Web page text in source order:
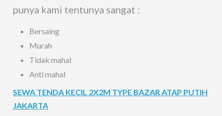
punya kami tentunya sangat :
Bersaing
Murah
Tidak mahal
Anti mahal
SEWA TENDA KECIL 2X2M TYPE BAZAR ATAP PUTIH
JAKARTA